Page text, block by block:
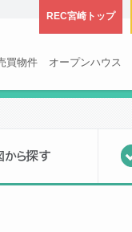
REC宮崎トップ
買物件 オープンハウス